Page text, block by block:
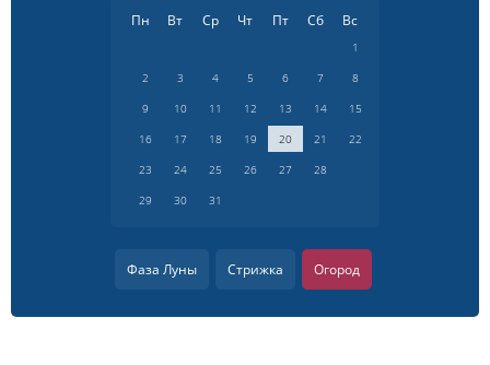
Пн Вт Ср Чт Пт Сб Вс
1
2
3 4 5 6 7
8
9
10 11 12 13 14
15
16
17 18 19 20 21
22
23
24 25 26 27
28
29
30 31
Фаза Луны Стрижка Огород